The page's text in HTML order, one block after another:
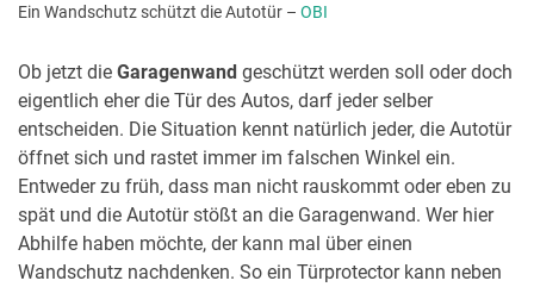
Ein Wandschutz schützt die Autotür – OBI
Ob jetzt die Garagenwand geschützt werden soll oder doch
eigentlich eher die Tür des Autos, darf jeder selber
entscheiden. Die Situation kennt natürlich jeder, die Autotür
öffnet sich und rastet immer im falschen Winkel ein.
Entweder zu früh, dass man nicht rauskommt oder eben zu
spät und die Autotür stößt an die Garagenwand. Wer hier
Abhilfe haben möchte, der kann mal über einen
Wandschutz nachdenken. So ein Türprotector kann neben